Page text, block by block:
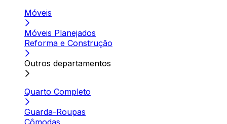
Móveis
Móveis Planejados
Reforma e Construção
Outros departamentos
Quarto Completo
Guarda-Roupas
Cômodas